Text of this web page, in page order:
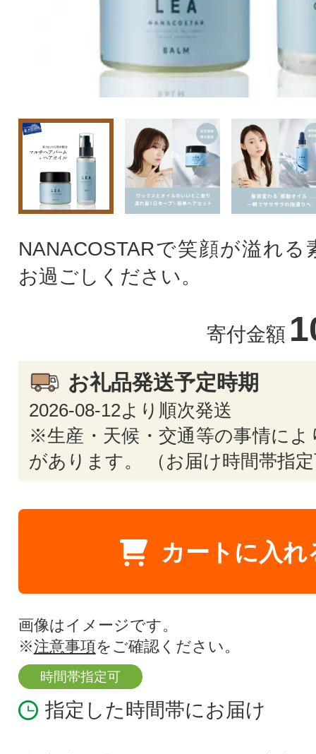
NANACOSTARで笑顔が溢れる
お過ごしください。
寄付金額
お礼品発送予定時期
2026-08-12より順次発送
※生産・天候・交通等の事情によ
があります。 （お届け時間帯指
カートに入れ
画像はイメージです。
※注意事項をご確認ください。
時間帯指定可
指定した時間帯にお届け